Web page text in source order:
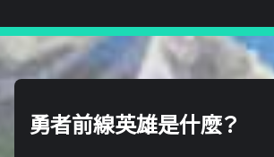
勇者前線英雄是什麼？